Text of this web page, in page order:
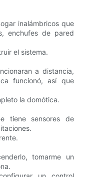
inalámbricos que
enchufes de pared
el sistema.
a distancia,
funcionó, así que
la domótica.
tiene sensores de
tomarme un